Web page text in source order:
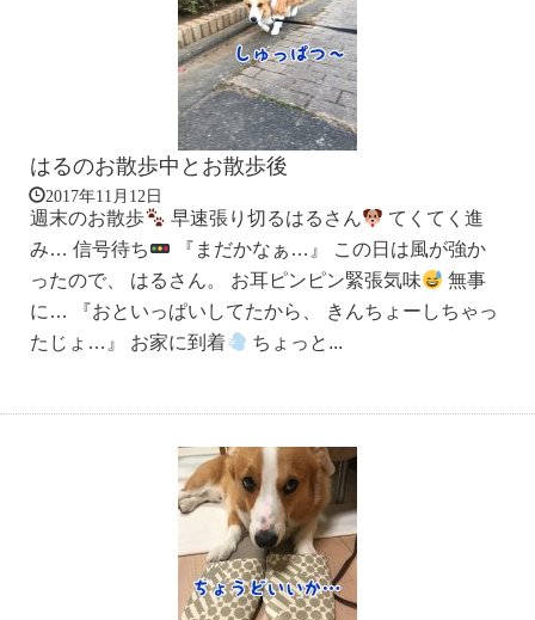
はるのお散歩中とお散歩後
2017年11月12日
週末のお散歩 早速張り切るはるさん
てくてく進
み… 信号待ち
『まだかなぁ…』 この日は風が強か
ったので、 はるさん。 お耳ピンピン緊張気味
無事
に… 『おといっぱいしてたから、 きんちょーしちゃっ
たじょ…』 お家に到着
ちょっと...